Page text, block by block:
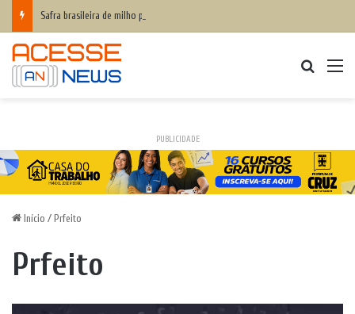
Safra brasileira de milho pode superar 140 milhões de toneladas
PUBLICIDADE
Início / Prfeito
Prfeito